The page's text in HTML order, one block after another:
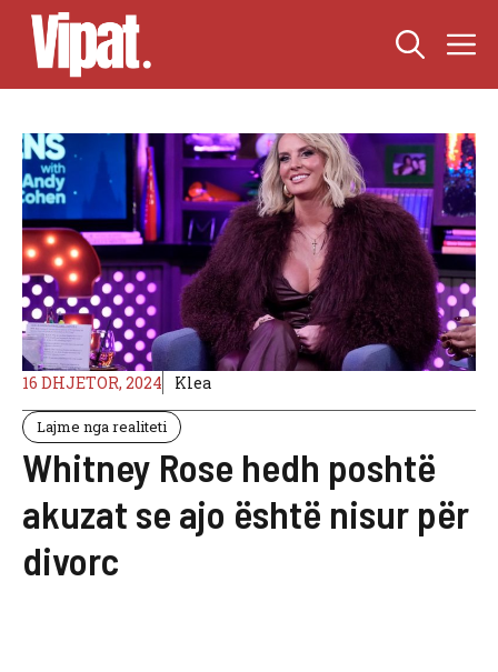
Skip
content
16 DHJETOR, 2024 Klea
Lajme nga realiteti
Whitney Rose hedh poshtë
akuzat se ajo është nisur për
divorc